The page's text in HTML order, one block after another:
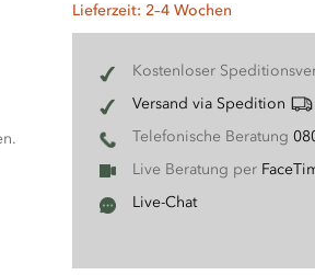
Lieferzeit: 2–4 Wochen
Kostenloser
Versand via Spedition
Telefonische Beratung
Live Beratung per
Live-Chat